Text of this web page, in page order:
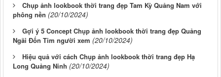
Chụp ảnh lookbook thời trang đẹp Tam Kỳ Quảng Nam với
phông nền (20/10/2024)
Gợi ý 5 Concept Chụp ảnh lookbook thời trang đẹp Quảng
Ngãi Đốn Tim người xem (20/10/2024)
Hiệu quả với cách Chụp ảnh lookbook thời trang đẹp Hạ
Long Quảng Ninh (20/10/2024)